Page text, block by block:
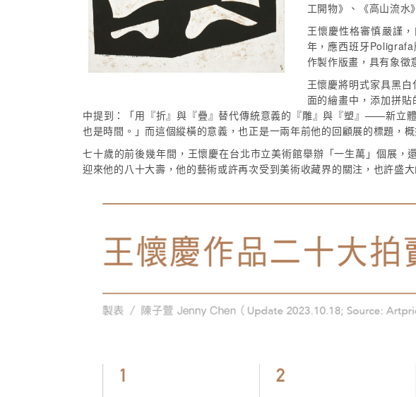
工開物》、《高山流水
王懷慶性格審慎嚴謹
年，應西班牙
作製作版畫，具有象徵
王懷慶將明式家具黑
面的繪畫中，添加拼
中提到：「用『折』與『疊』替代傳統意義的『雕』與『塑』——新立
也是時間。」而這個縱橫的意義，也正是一兩年前他的回顧展的標題，
七十歲的前後幾年間，王懷慶在台北市立美術館舉辦「一生萬」個展
迎來他的八十大壽，他的藝術或許再次受到美術收藏界的關注，也許盛